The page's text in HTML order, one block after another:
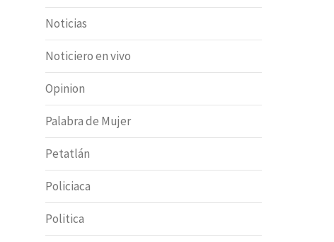
Noticias
Noticiero en vivo
Opinion
Palabra de Mujer
Petatlán
Policiaca
Politica